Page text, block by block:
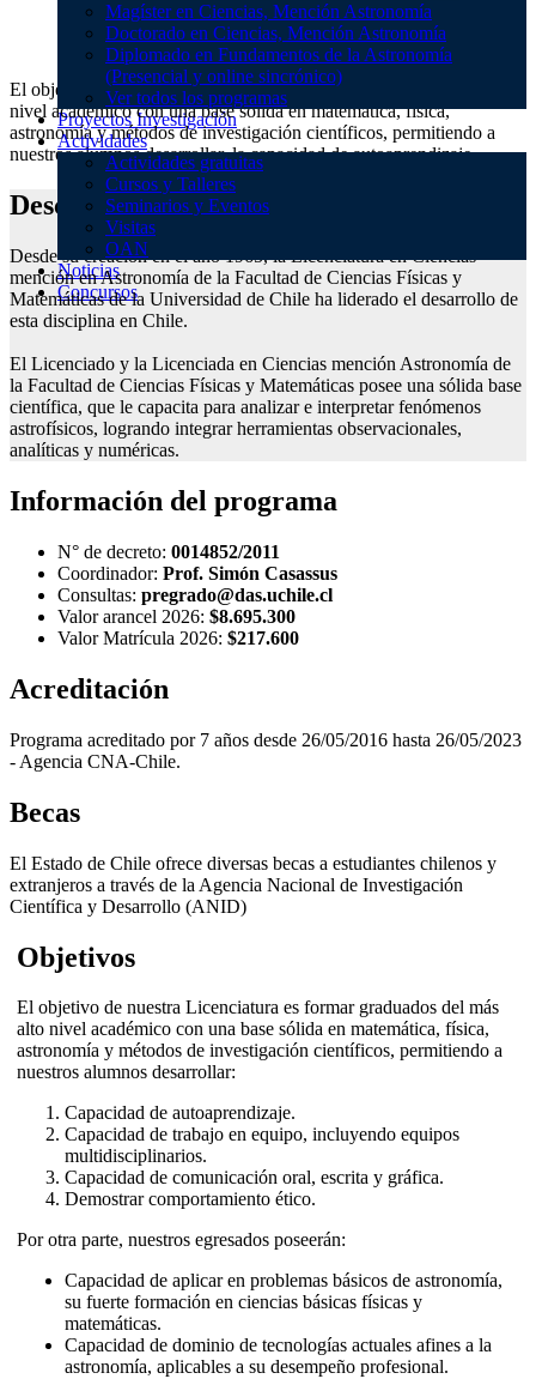
Magíster en Ciencias, Mención Astronomía
Doctorado en Ciencias, Mención Astronomía
Diplomado en Fundamentos de la Astronomía
(Presencial y online sincrónico)
Ver todos los programas
Proyectos Investigación
Actividades
Actividades gratuitas
Cursos y Talleres
Seminarios y Eventos
Visitas
OAN
Noticias
Concursos
Astronomía
El objetivo de nuestra Licenciatura es formar graduados del más alto
nivel académico con una base sólida en matemática, física,
astronomía y métodos de investigación científicos, permitiendo a
nuestros alumnos desarrollar, la capacidad de autoaprendizaje.
Descripción del programa
Desde su creación en el año 1965, la Licenciatura en Ciencias
mención en Astronomía de la Facultad de Ciencias Físicas y
Matemáticas de la Universidad de Chile ha liderado el desarrollo de
esta disciplina en Chile.
El Licenciado y la Licenciada en Ciencias mención Astronomía de
la Facultad de Ciencias Físicas y Matemáticas posee una sólida base
científica, que le capacita para analizar e interpretar fenómenos
astrofísicos, logrando integrar herramientas observacionales,
analíticas y numéricas.
Información del programa
N° de decreto: 0014852/2011
Coordinador: Prof. Simón Casassus
Consultas: pregrado@das.uchile.cl
Valor arancel 2026: $8.695.300
Valor Matrícula 2026: $217.600
Acreditación
Programa acreditado por 7 años desde 26/05/2016 hasta 26/05/2023
- Agencia CNA-Chile.
Becas
El Estado de Chile ofrece diversas becas a estudiantes chilenos y
extranjeros a través de la Agencia Nacional de Investigación
Científica y Desarrollo (ANID)
Objetivos
El objetivo de nuestra Licenciatura es formar graduados del más
alto nivel académico con una base sólida en matemática, física,
astronomía y métodos de investigación científicos, permitiendo a
nuestros alumnos desarrollar:
Capacidad de autoaprendizaje.
Capacidad de trabajo en equipo, incluyendo equipos
multidisciplinarios.
Capacidad de comunicación oral, escrita y gráfica.
Demostrar comportamiento ético.
Por otra parte, nuestros egresados poseerán:
Capacidad de aplicar en problemas básicos de astronomía,
su fuerte formación en ciencias básicas físicas y
matemáticas.
Capacidad de dominio de tecnologías actuales afines a la
astronomía, aplicables a su desempeño profesional.